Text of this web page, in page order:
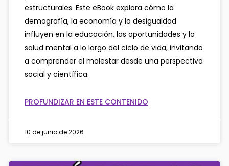
estructurales. Este eBook explora cómo la
demografía, la economía y la desigualdad
influyen en la educación, las oportunidades y la
salud mental a lo largo del ciclo de vida, invitando
a comprender el malestar desde una perspectiva
social y científica.
PROFUNDIZAR EN ESTE CONTENIDO
10 de junio de 2026